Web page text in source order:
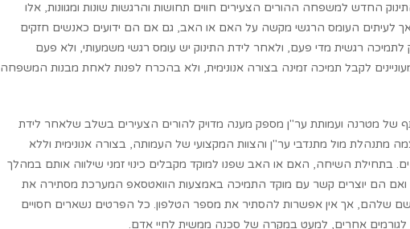
החדש למשפחה ההורים הצעירים חווים תחושות והרגשות שונות ומגוונות, אלו
אך לעיתים העומס הרגשי מקשה על האם או האב, גם אם הם ידועים כאנשים חזקים
לתמיכה רגשית מדי פעם, ולאחר לידת התינוק יש עומס רגשי משמעותי, ולא פעם
לקבל תמיכה זמינה בצורה אנונימית, ולא בהכרח לפנות לאחת מבנות המשפחה
של מטרנה ועמותת ער"ן מספק מענה מדויק להורים הצעירים בשלב שלאחר לידת
מתנהלת מול מתנדבי ער"ן והצוות המקצועי של העמותה, בצורה אנונימית וללא
בתחילת השיחה, האם או האב שפנו למוקד מקבלים כינוי זמני שילווה אותם במהלך
ואם הם יוצרים קשר עם מוקד התמיכה באמצעות הוואטסאפ המערכת מסתירה את
שלהם, אך אין אפשרות להסתיר את מספר הטלפון. כל הפרטים נשארים חסויים
לגורמים אחרים, למעט במקרה של סכנה ממשית לחיי אדם.